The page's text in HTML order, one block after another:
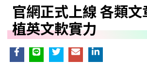
官網正式上線 各類
植英文軟實力